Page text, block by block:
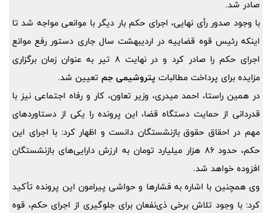
صادر شد.
با وجود صدور رأی نهایی، اجرای حکم بار دیگر با موانعی مواجه شد تا
اینکه رئیس قوه قضاییه در اردیبهشت سال جاری دستور رفع موانع
اجرای حکم را صادر کرد و در نهایت 8 تیر به عنوان زمان برگزاری
مزایده برای پرداخت مطالبات پتروشیمی جم تعیین شد.
در همین راستا، احمد میدری، وزیر تعاون، کار و رفاه اجتماعی نیز با
قدردانی از حمایت دستگاه قضا، این پرونده را یکی از دستاورد‌های
مهم در احقاق حقوق بازنشستگان دانست و اظهار کرد: با اجرای این
حکم، حدود 86 هزار میلیارد تومان به ارزش دارایی‌های بازنشستگان
افزوده خواهد شد.
وی همچنین با اشاره به فشار‌ها و حواشی پیرامون این پرونده تأکید
کرد: با وجود تلاش برخی ذی‌نفعان برای جلوگیری از اجرای حکم، قوه